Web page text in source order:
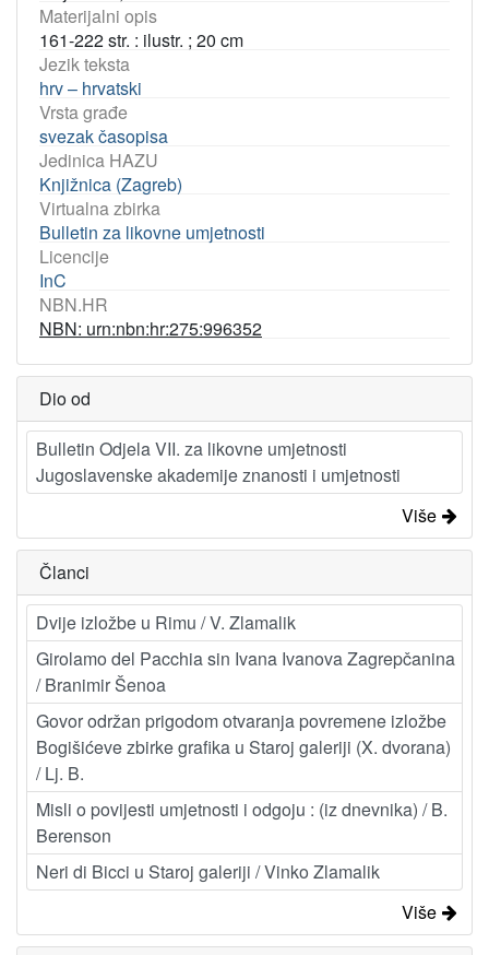
Materijalni opis
161-222 str. : ilustr. ; 20 cm
Jezik teksta
hrv – hrvatski
Vrsta građe
svezak časopisa
Jedinica HAZU
Knjižnica (Zagreb)
Virtualna zbirka
Bulletin za likovne umjetnosti
Licencije
InC
NBN.HR
NBN: urn:nbn:hr:275:996352
Dio od
Bulletin Odjela VII. za likovne umjetnosti
Jugoslavenske akademije znanosti i umjetnosti
Više
Članci
Dvije izložbe u Rimu / V. Zlamalik
Girolamo del Pacchia sin Ivana Ivanova Zagrepčanina
/ Branimir Šenoa
Govor održan prigodom otvaranja povremene izložbe
Bogišićeve zbirke grafika u Staroj galeriji (X. dvorana)
/ Lj. B.
Misli o povijesti umjetnosti i odgoju : (iz dnevnika) / B.
Berenson
Neri di Bicci u Staroj galeriji / Vinko Zlamalik
Više